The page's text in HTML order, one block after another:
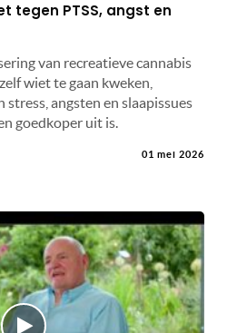
tegen PTSS, angst en
van recreatieve cannabis
wiet te gaan kweken,
stress, angsten en slaapissues
goedkoper uit is.
01 mei 2026